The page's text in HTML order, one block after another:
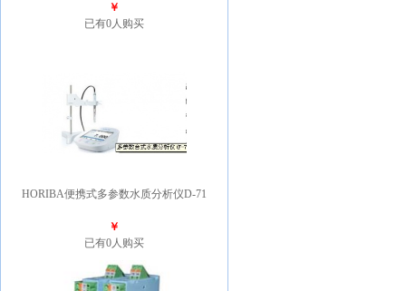
￥
已有0人购买
HORIBA便携式多参数水质分析仪D-71
￥
已有0人购买